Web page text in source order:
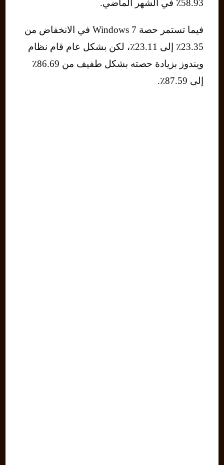
58.93٪ في الشهر الماضي.
فيما تستمر حصة Windows 7 في الانخفاض من
23.35٪ إلى 23.11٪، لكن بشكل عام قام نظام
ويندوز بزيادة حصته بشكل طفيف من 86.69٪
إلى 87.59٪.